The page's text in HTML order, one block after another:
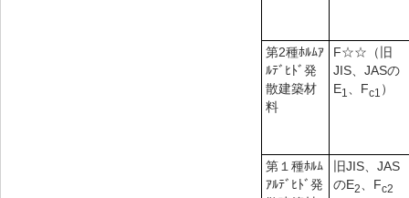
第2種ﾎﾙﾑｱ
ﾙﾃﾞﾋﾄﾞ発
散建築材
料
F☆☆（旧
JIS、JASの
E1 、Fc1 ）
第１種ﾎﾙﾑ
ｱﾙﾃﾞﾋﾄﾞ発
旧JIS、JAS
のE2、Fc2